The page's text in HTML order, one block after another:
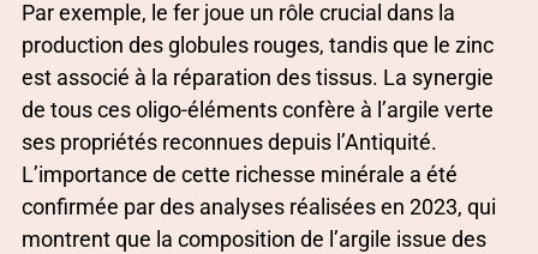
Par exemple, le fer joue un rôle crucial dans la
production des globules rouges, tandis que le zinc
est associé à la réparation des tissus. La synergie
de tous ces oligo-éléments confère à l’argile verte
ses propriétés reconnues depuis l’Antiquité.
L’importance de cette richesse minérale a été
confirmée par des analyses réalisées en 2023, qui
montrent que la composition de l’argile issue des